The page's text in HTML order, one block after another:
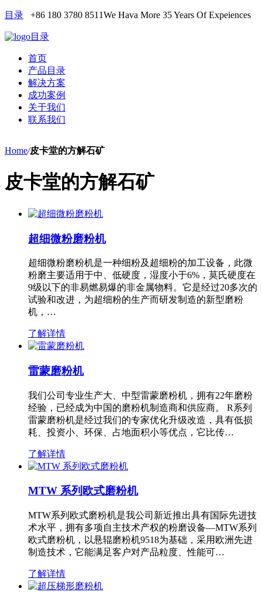
目录 +86 180 3780 8511We Hava More 35 Years Of Expeiences
目录
首页
产品目录
解决方案
成功案例
关于我们
联系我们
Home/皮卡堂的方解石矿
皮卡堂的方解石矿
超细微粉磨粉机
超细微粉磨粉机是一种细粉及超细粉的加工设备，此微
粉磨主要适用于中、低硬度，湿度小于6%，莫氏硬度在
9级以下的非易燃易爆的非金属物料。它是经过20多次的
试验和改进，为超细粉的生产而研发制造的新型磨粉
机，…
了解详情
雷蒙磨粉机
我们公司专业生产大、中型雷蒙磨粉机，拥有22年磨粉
经验，已经成为中国的磨粉机制造商和供应商。 R系列
雷蒙磨粉机是经过我们的专家优化升级改造，具有低损
耗、投资小、环保、占地面积小等优点，它比传…
了解详情
MTW 系列欧式磨粉机
MTW系列欧式磨粉机是我公司新近推出具有国际先进技
术水平，拥有多项自主技术产权的粉磨设备—MTW系列
欧式磨粉机，以悬辊磨粉机9518为基础，采用欧洲先进
制造技术，它能满足客户对产品粒度、性能可…
了解详情